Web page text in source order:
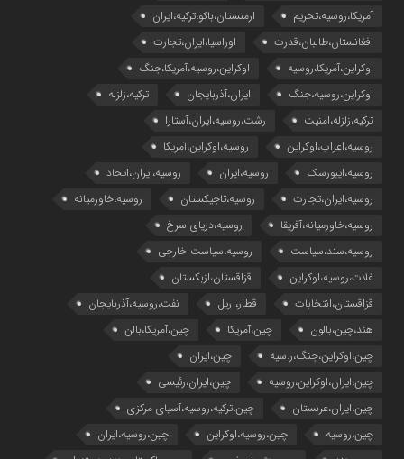
آمریکا،روسیه،تحریم
ارمنستان،باکو،ترکیه،ایران
افغانستان،طالبان،قدرت
اوراسیا،ایران،تجارت
اوکراین،آمریکا،روسیه
اوکراین،روسیه،آمریکا،جنگ
اوکراین،روسیه،جنگ
ایران،آذربایجان
ترکیه،زلزله
ترکیه،زلزله،امنیت
رشت،روسیه،ایران،آستارا
روسیه،اعراب،اوکراین
روسیه،اوکراین،آمریکا
روسیه،ایبورسک
روسیه،ایران
روسیه،ایران،اتحاد
روسیه،ایران،تجارت
روسیه،تاجیکستان
روسیه،خاورمیانه
روسیه،خاورمیانه،آفریقا
روسیه،دریای سرخ
روسیه،سند،سیاست
روسیه،سیاست خارجی
غلات،روسیه،اوکراین
قزاقستان،ازبکستان
قزاقستان،انتخابات
قطار، ریل
نفت،روسیه،آذربایجان
هند،چین،بالون
چین،آمریکا
چین،آمریکا،بالن
چین،اوکراین،جنگ،ر.سیه
چین،ایران
چین،ایران،اوکراین،روسیه
چین،ایران،رئیسی
چین،ایران،عربستان
چین،ترکیه،روسیه،آسیای مرکزی
چین،روسیه
چین،روسیه،اوکراین
چین،روسیه،ایران